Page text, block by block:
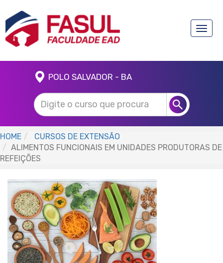
Toggle
POLO SALVADOR - BA
HOME
CURSOS DE EXTENSÃO
ALIMENTOS FUNCIONAIS EM UNIDADES PRODUTORAS DE
REFEIÇÕES